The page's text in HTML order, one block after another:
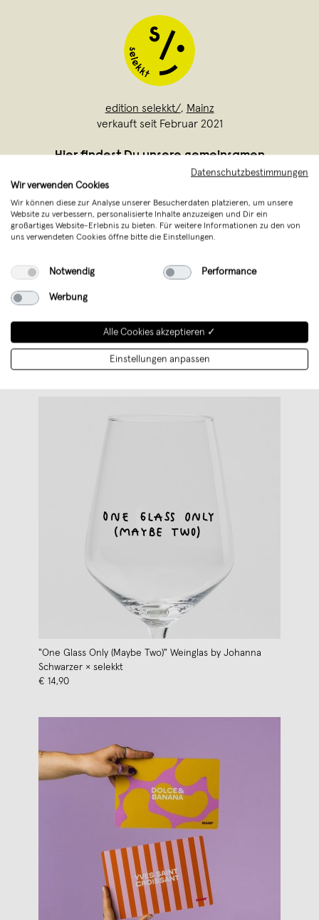
edition selekkt/, Mainz
verkauft seit Februar 2021
Hier findest Du unsere gemeinsamen
Kollektionen mit jungen Labels &
Bestseller-Weingläser mit der
Offenbacher Künstlerin Johanna
Kalender mit Arbeiten von Tina Bobbe,
"One Glass Only (Maybe Two)" Weinglas by Johanna
Schwarzer × selekkt
€ 14,90
Datenschutzbestimmungen
Wir verwenden Cookies
Wir können diese zur Analyse unserer Besucherdaten platzieren, um unsere
Website zu verbessern, personalisierte Inhalte anzuzeigen und Dir ein
großartiges Website-Erlebnis zu bieten. Für weitere Informationen zu den von
uns verwendeten Cookies öffne bitte die Einstellungen.
Notwendig Performance
Werbung
Alle Cookies akzeptieren ✓
Einstellungen anpassen